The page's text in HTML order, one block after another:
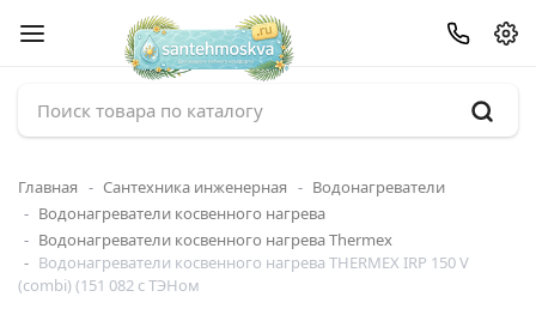
Главная Сантехника инженерная
Водонагреватели
Водонагреватели косвенного нагрева
Водонагреватели косвенного нагрева Thermex
Водонагреватели косвенного нагрева THERMEX IRP 150 V
(combi) (151 082 с ТЭНом